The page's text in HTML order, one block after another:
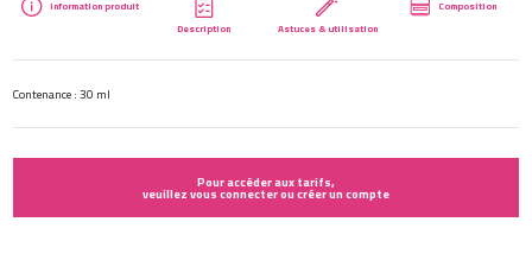
Information produit
Description
Astuces & utilisation
Composition
Contenance : 30 ml
Pour accéder aux tarifs,
veuillez vous connecter ou créer un compte